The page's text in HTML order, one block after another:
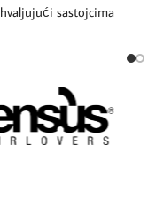
sastojcima